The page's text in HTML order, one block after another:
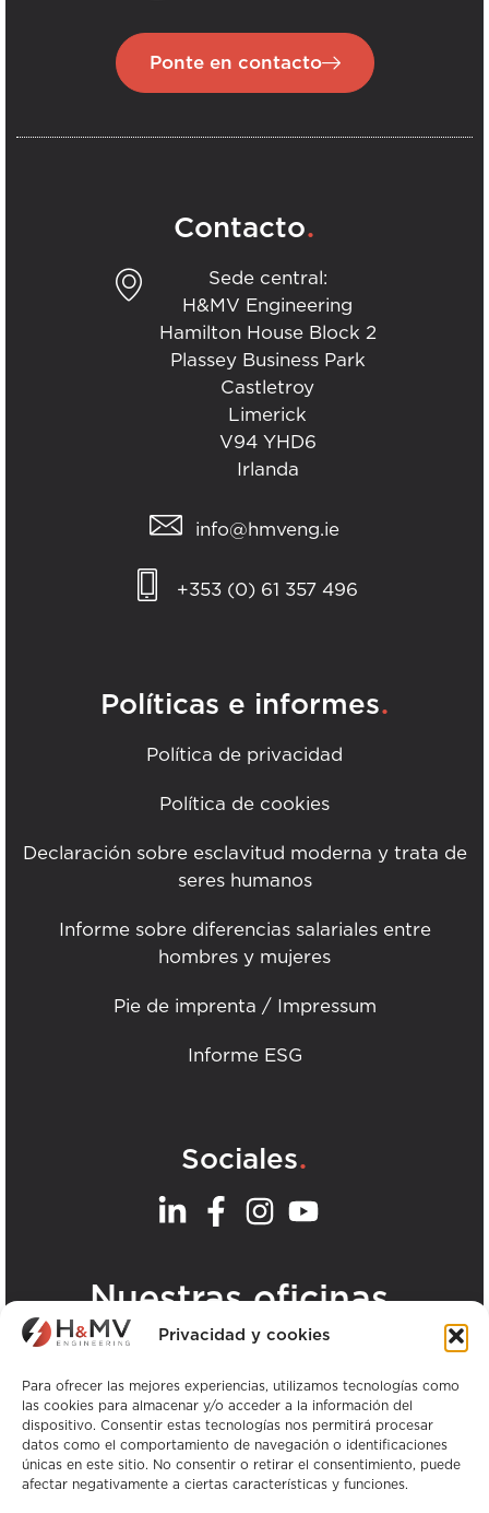
Privacidad y cookies
Para ofrecer las mejores experiencias, utilizamos tecnologías como
las cookies para almacenar y/o acceder a la información del
dispositivo. Consentir estas tecnologías nos permitirá procesar
datos como el comportamiento de navegación o identificaciones
únicas en este sitio. No consentir o retirar el consentimiento, puede
afectar negativamente a ciertas características y funciones.
Ponte en contacto
Contacto.
Sede central:
H&MV Engineering
Hamilton House Block 2
Plassey Business Park
Castletroy
Limerick
V94 YHD6
Irlanda
info@hmveng.ie
+353 (0) 61 357 496
Políticas e informes.
Política de privacidad
Política de cookies
Declaración sobre esclavitud moderna y trata de
seres humanos
Informe sobre diferencias salariales entre
hombres y mujeres
Pie de imprenta / Impressum
Informe ESG
Sociales.
Nuestras oficinas.
Ver todas las oficinas de H&MV